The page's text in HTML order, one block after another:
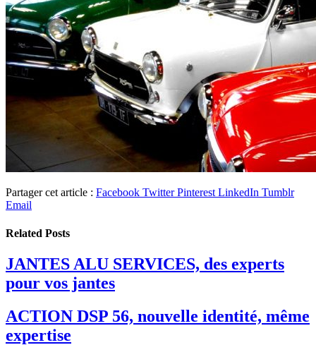
Partager cet article : Facebook Twitter Pinterest LinkedIn Tumblr
Email
Related Posts
JANTES ALU SERVICES, des experts
pour vos jantes
ACTION DSP 56, nouvelle identité, même
expertise